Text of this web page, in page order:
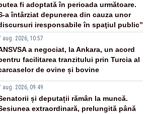
fi adoptată în perioada următoare.
a întârziat depunerea din cauza unor
iresponsabile în spaţiul public”
aug. 2026, 10:57
a negociat, la Ankara, un acord
facilitarea tranzitului prin Turcia al
de ovine și bovine
aug. 2026, 09:49
și deputații rămân la muncă.
extraordinară, prelungită până